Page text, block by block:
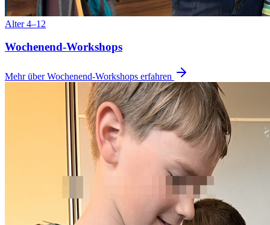
Alter 4–12
Wochenend-Workshops
Mehr über Wochenend-Workshops erfahren